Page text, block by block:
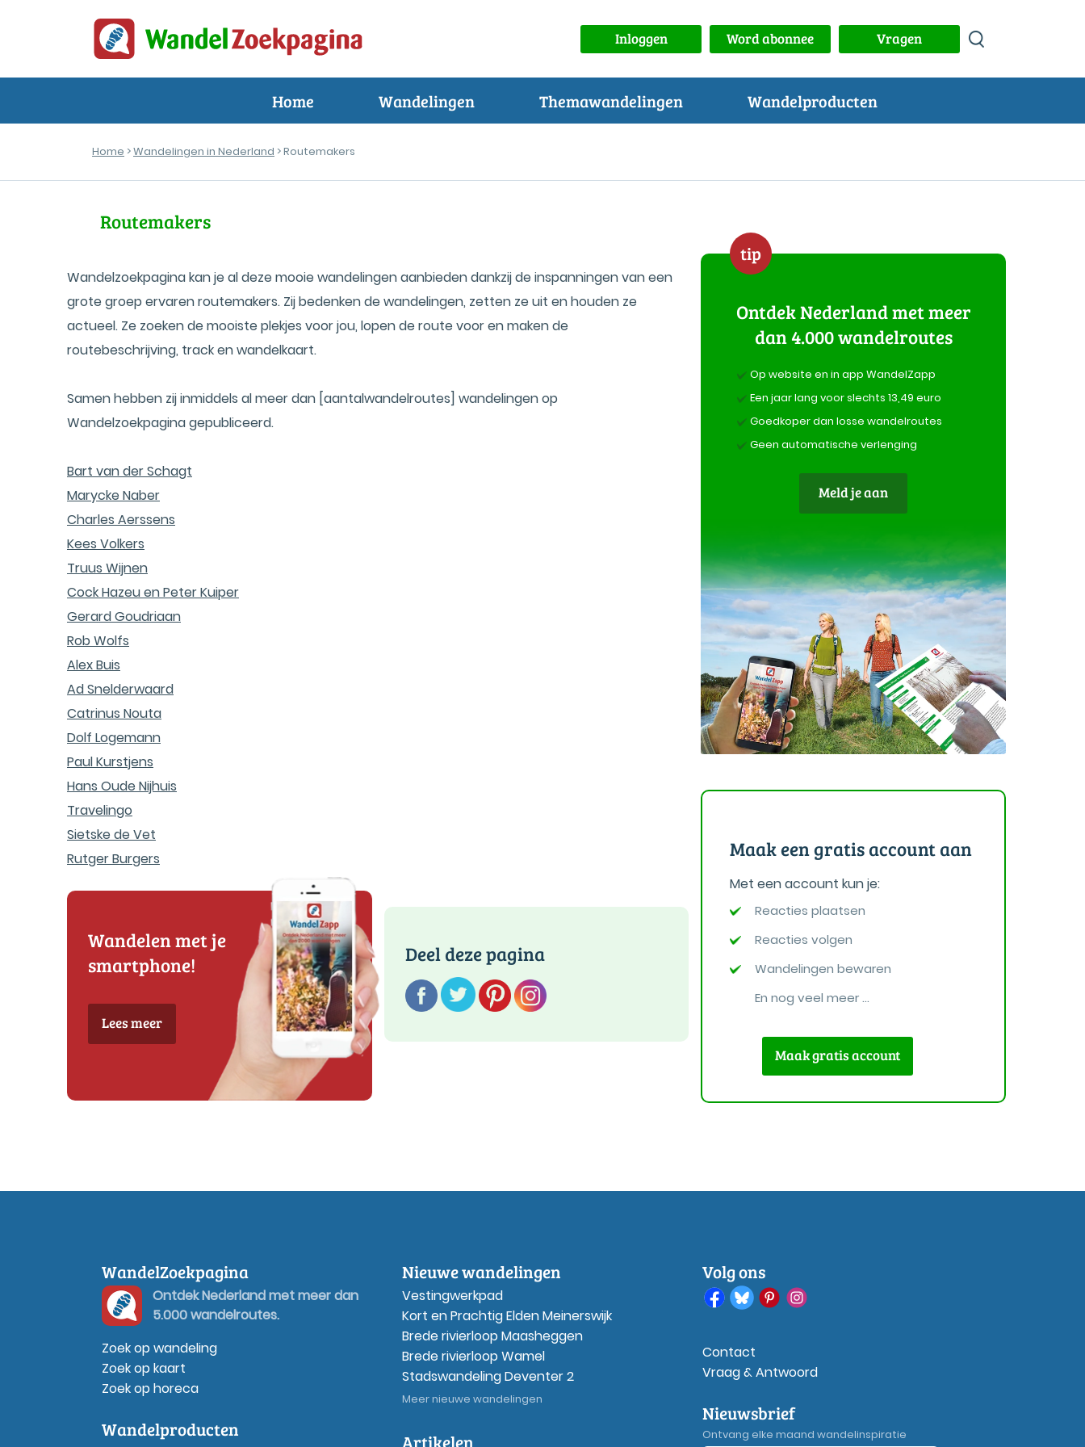
Inloggen Word abonnee Vragen
Home Wandelingen Themawandelingen Wandelproducten
Home >Wandelingen in Nederland > Routemakers
Routemakers
Wandelzoekpagina kan je al deze mooie wandelingen aanbieden dankzij de inspanningen van een
grote groep ervaren routemakers. Zij bedenken de wandelingen, zetten ze uit en houden ze
actueel. Ze zoeken de mooiste plekjes voor jou, lopen de route voor en maken de
routebeschrijving, track en wandelkaart.
Samen hebben zij inmiddels al meer dan [aantalwandelroutes] wandelingen op
Wandelzoekpagina gepubliceerd.
Bart van der Schagt
Marycke Naber
Charles Aerssens
Kees Volkers
Truus Wijnen
Cock Hazeu en Peter Kuiper
Gerard Goudriaan
Rob Wolfs
Alex Buis
Ad Snelderwaard
Catrinus Nouta
Dolf Logemann
Paul Kurstjens
Hans Oude Nijhuis
Travelingo
Sietske de Vet
Rutger Burgers
tip
Ontdek Nederland met meer
dan 4.000 wandelroutes
Op website en in app WandelZapp
Een jaar lang voor slechts 13,49 euro
Goedkoper dan losse wandelroutes
Geen automatische verlenging
Meld je aan
Maak een gratis account aan
Met een account kun je:
Reacties plaatsen
Reacties volgen
Wandelingen bewaren
En nog veel meer ...
Maak gratis account
Wandelen met je
smartphone!
Lees meer
Deel deze pagina
WandelZoekpagina
Ontdek Nederland met meer dan
5.000 wandelroutes.
Zoek op wandeling
Zoek op kaart
Zoek op horeca
Wandelproducten
Nieuwe wandelingen
Vestingwerkpad
Kort en Prachtig Elden Meinerswijk
Brede rivierloop Maasheggen
Brede rivierloop Wamel
Stadswandeling Deventer 2
Meer nieuwe wandelingen
Artikelen
Volg ons
Contact
Vraag & Antwoord
Nieuwsbrief
Ontvang elke maand wandelinspiratie